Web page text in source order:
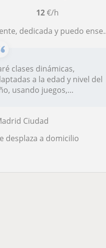
12€/h
dedicada y puedo enseñar portugués a niños.
clases dinámicas,
a la edad y nivel del
usando juegos,
Ciudad
desplaza a domicilio